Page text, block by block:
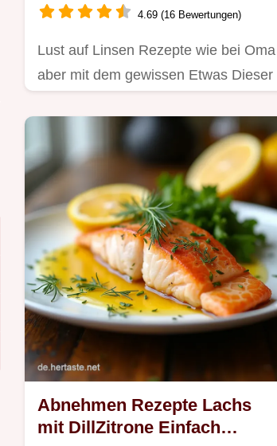
4.69 (16 Bewertungen)
Lust auf Linsen Rezepte wie bei Oma
aber mit dem gewissen Etwas Dieser
Abnehmen Rezepte Lachs
mit DillZitrone Einfach